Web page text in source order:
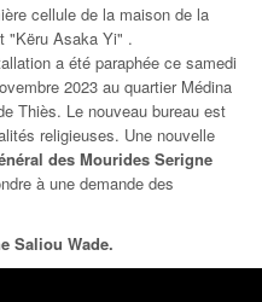
cellule de la maison de la
"Këru Asaka Yi" .
a été paraphée ce samedi
2023 au quartier Médina
Thiès. Le nouveau bureau est
religieuses. Une nouvelle
des Mourides Serigne
à une demande des
Saliou Wade.